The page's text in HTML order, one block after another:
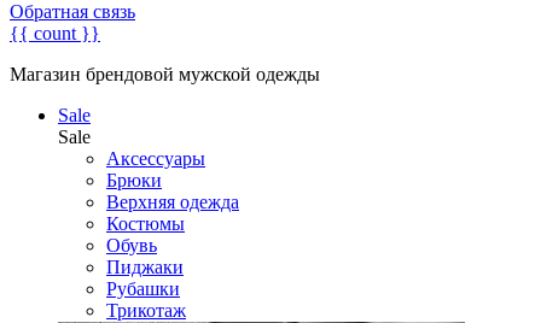
Обратная связь
{{ count }}
Магазин брендовой мужской одежды
Sale
Sale
Аксессуары
Брюки
Верхняя одежда
Костюмы
Обувь
Пиджаки
Рубашки
Трикотаж